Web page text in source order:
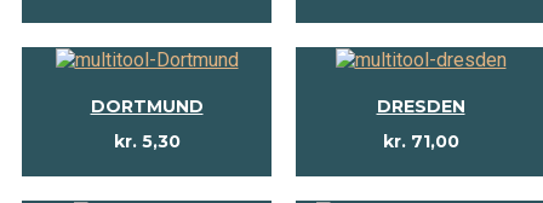
DORTMUND
kr.5,30
DRESDEN
kr.71,00